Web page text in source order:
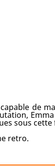
de
sous
retro.